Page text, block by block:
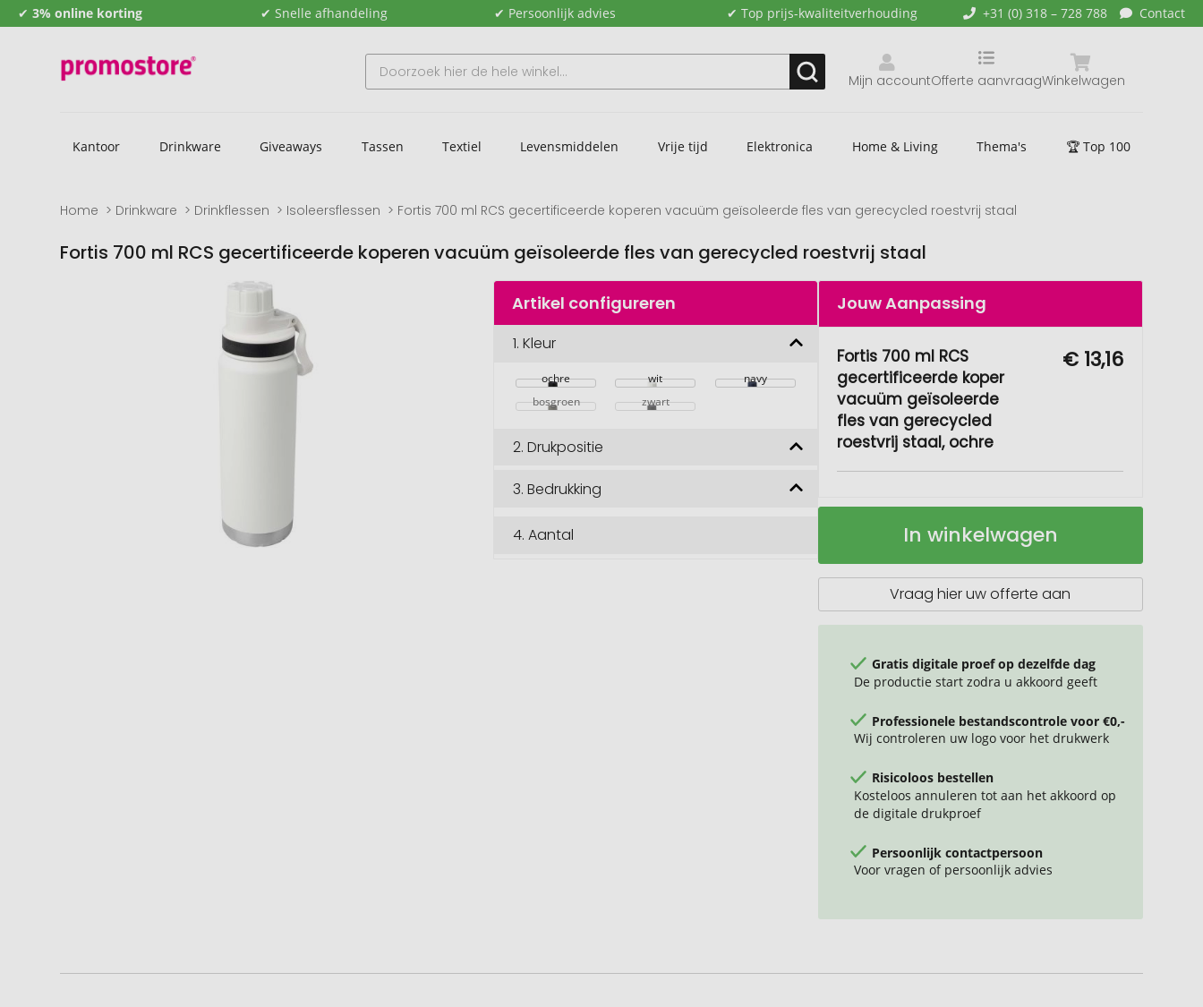
✔ 3% online korting ✔ Snelle afhandeling ✔ Persoonlijk advies ✔ Top prijs-kwaliteitverhouding +31 (0) 318 – 728 788 Contact
Mijn account Winkelwagen
Offerte aanvraag
Kantoor Drinkware Giveaways Tassen Textiel Levensmiddelen Vrije tijd Elektronica Home & Living Thema's 🏆 Top 100
Home Drinkware Drinkflessen Isoleersflessen Fortis 700 ml RCS gecertificeerde koperen vacuüm geïsoleerde fles van gerecycled roestvrij staal
Fortis 700 ml RCS gecertificeerde koperen vacuüm geïsoleerde fles van gerecycled roestvrij staal
Artikel configureren
1.Kleur
ochre wit
navy
bosgroen
zwart
2.Drukpositie
3.Bedrukking
4.Aantal
Jouw Aanpassing
Fortis 700 ml RCS
gecertificeerde koper
vacuüm geïsoleerde
fles van gerecycled
roestvrij staal, ochre
€ 13,16
Fortis
RCS
gecertificeerde
gerecycled
roestvrij
Op
In winkelwagen
Vraag hier uw offerte aan
Gratis digitale proef op dezelfde dag
De productie start zodra u akkoord geeft
Professionele bestandscontrole voor €0,-
Wij controleren uw logo voor het drukwerk
Risicoloos bestellen
Kosteloos annuleren tot aan het akkoord op
de digitale drukproef
Persoonlijk contactpersoon
Voor vragen of persoonlijk advies